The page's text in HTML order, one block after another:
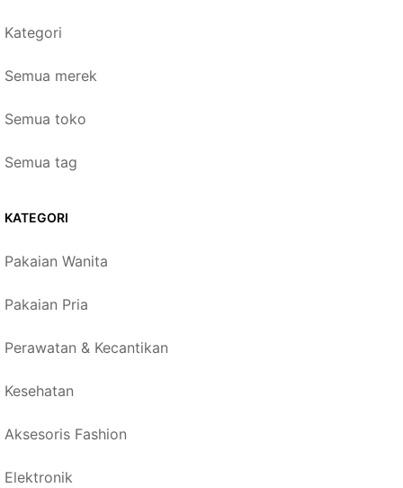
Kategori
Semua merek
Semua toko
Semua tag
KATEGORI
Pakaian Wanita
Pakaian Pria
Perawatan & Kecantikan
Kesehatan
Aksesoris Fashion
Elektronik